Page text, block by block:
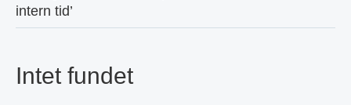
intern tid’
Intet fundet